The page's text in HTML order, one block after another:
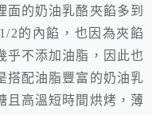
面的奶油乳酪夾餡多到
1/2的內餡，也因為夾餡
乎不添加油脂，因此也
搭配油脂豐富的奶油乳
且高溫短時間烘烤，薄